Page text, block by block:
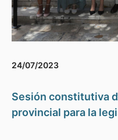
24/07/2023
Sesión constitutiva
provincial para la